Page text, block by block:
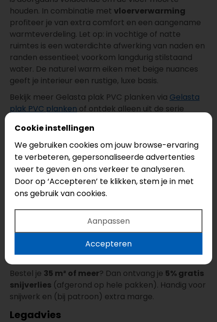
houden. In combinatie met vloerverwarming
profiteer je van extra comfort en een aangename
warmteverdeling. Let op: in vochtige of natte
ruimtes is een waterdichte afwerking van naden en
randen essentieel; voorkom langdurig stilstaand
water. De naturel warm eiken met beige nuances
geeft je interieur een rustige, luxe basis.
Bekijk meer Gelasta plak PVC planken via Gelasta
plak PVC planken of ontdek alleen uit de serie
Belangrijkste eigenschappen
Type:Plak PVC (dryback)– uitvoering: plank
Afmeting: 1219 x 228 mm
Dikte: 2,5 mm
Slijtlaag: 0,55 mm
Waterbestendigen onderhoudsarm
Gratis snijverlies
Bestel je 35 m² of meer? Dan ontvang je 5% gratis
snijverlies (afgerond op hele pakken). Handig voor
snijwerk en (bij patroon) extra marge.
Legadvies
Cookie instellingen
We gebruiken cookies om jouw browse-ervaring
te verbeteren, gepersonaliseerde advertenties
weer te geven en ons verkeer te analyseren.
Door op ‘Accepteren’ te klikken, stem je in met
ons gebruik van cookies.
Aanpassen
Accepteren